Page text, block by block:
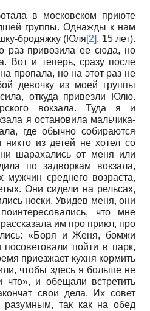
в московском приюте
группы. Однажды к нам
бродяжку (Юля[2], 15 лет).
раз привозила ее сюда, но
Вот и теперь, сразу после
пропала, но на этот раз не
девочку из моей группы
откуда привезли Юлю.
вокзала. Туда я и
я остановила мальчика-
где обычно собираются
никто из детей не хотел со
шарахались от меня или
по задворкам вокзала,
мужчин среднего возраста,
Они сидели на рельсах,
носки. Увидев меня, они
что мне
им про приют, про
«Боря и Женя, бомжи
пойти в парк,
приезжает кухня кормить
чтобы здесь я больше не
и обещали встретить
свои дела. Их совет
разумным, так как на обед